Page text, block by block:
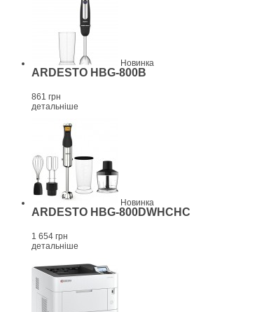
Новинка
ARDESTO HBG-800B
861 грн
детальніше
Новинка
ARDESTO HBG-800DWHCHC
1 654 грн
детальніше